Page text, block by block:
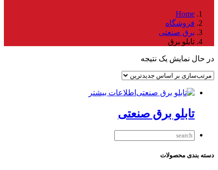
Home
فروشگاه
برق صنعتی
تابلو برق
در حال نمایش یک نتیجه
اطلاعات بیشتر
تابلو برق صنعتی
دسته بندی محصولات